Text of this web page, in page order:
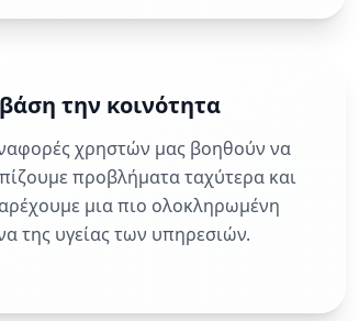
την κοινότητα
χρηστών μας βοηθούν να
προβλήματα ταχύτερα και
μια πιο ολοκληρωμένη
της υγείας των υπηρεσιών.